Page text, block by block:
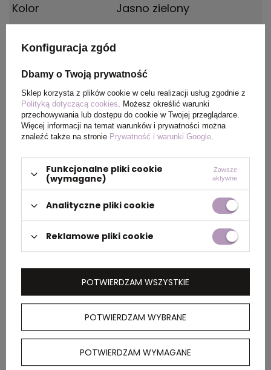
Kolor Jasno zielony
Materiał
Kraj
pochodzenia
China
Certyfikat REACH
PAKOWANIE
zewnętrznego
kartonie
wewnętrznym
1
Konfiguracja zgód
Dbamy o Twoją prywatność
Sklep korzysta z plików cookie w celu realizacji usług zgodnie z
Polityką dotyczącą cookies. Możesz określić warunki
przechowywania lub dostępu do cookie w Twojej przeglądarce.
Więcej informacji na temat warunków i prywatności można
znaleźć także na stronie Prywatność i warunki Google.
Funkcjonalne pliki cookie
(wymagane)
Zawsze
aktywne
Analityczne pliki cookie
Reklamowe pliki cookie
POTWIERDZAM WYBRANE
POTWIERDZAM WYMAGANE
POTWIERDZAM WSZYSTKIE